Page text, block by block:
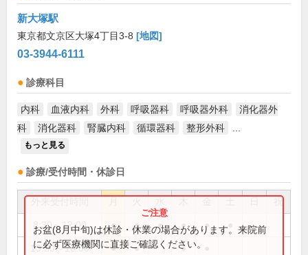
新大塚駅
東京都文京区大塚4丁目3-8 [地図]
03-3944-6111
診療科目
内科 血液内科 外科 呼吸器科 呼吸器外科
消化器外
科
消化器科 腎臓内科 循環器科 整形外科
もっと見る
診療/受付時間・休診日
祝
8:30～12:00 ● ● ● ● ●
13:30～16:00 ● ● ●
お盆(8月中旬)は休診・休業の場合があります。来院前
に必ず医療機関に直接ご確認ください。